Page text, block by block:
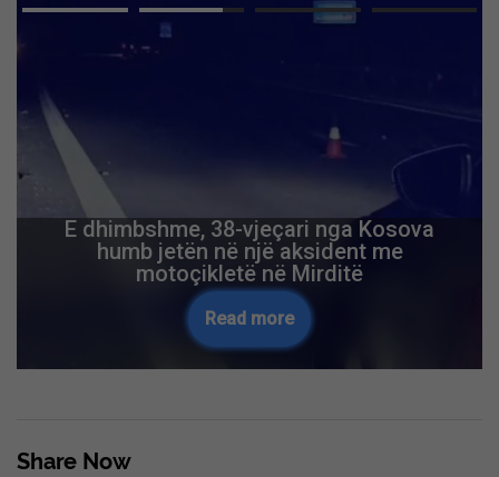
E dhimbshme, 38-vjeçari nga Kosova
humb jetën në një aksident me
motoçikletë në Mirditë
Read more
Share Now